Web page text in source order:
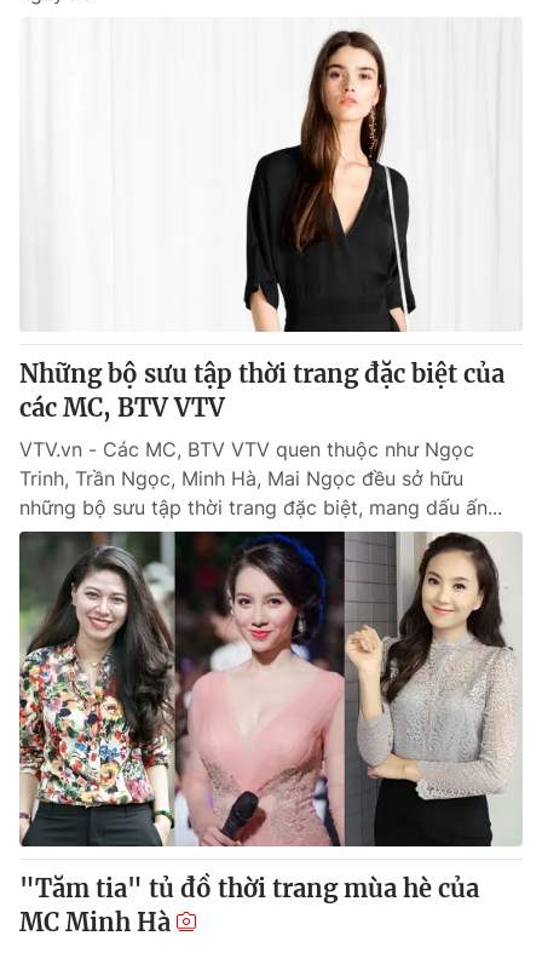
Những bộ sưu tập thời trang đặc biệt của
các MC, BTV VTV
VTV.vn - Các MC, BTV VTV quen thuộc như Ngọc
Trinh, Trần Ngọc, Minh Hà, Mai Ngọc đều sở hữu
những bộ sưu tập thời trang đặc biệt, mang dấu ấn...
"Tăm tia" tủ đồ thời trang mùa hè của
MC Minh Hà